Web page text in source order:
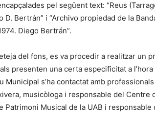
pel següent text: “Reus
D. Bertrán” i “Archivo propiedad de la
Diego Bertrán”.
del fons, es va procedir a realitzar un
presenten una certa especificitat a
Municipal s’ha contactat amb
musicòloga i responsable del Centre
Patrimoni Musical de la UAB i